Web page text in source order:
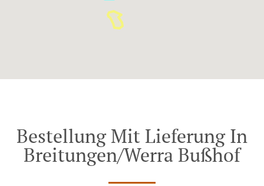
Bestellung Mit Lieferung In
Breitungen/Werra Bußhof